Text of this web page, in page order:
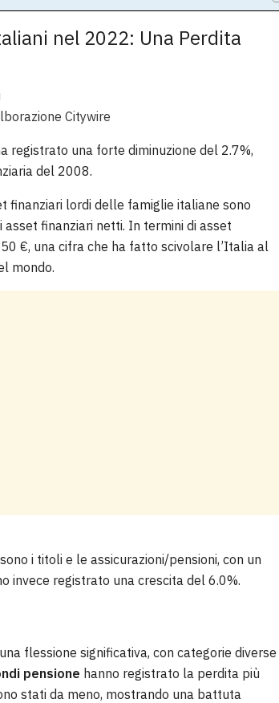
nel 2022: Una Perdita
Citywire
registrato una forte diminuzione del 2.7%,
del 2008.
finanziari lordi delle famiglie italiane sono
finanziari netti. In termini di asset
€, una cifra che ha fatto scivolare l’Italia al
mondo.
i titoli e le assicurazioni/pensioni, con un
invece registrato una crescita del 6.0%.
flessione significativa, con categorie diverse
pensione hanno registrato la perdita più
stati da meno, mostrando una battuta